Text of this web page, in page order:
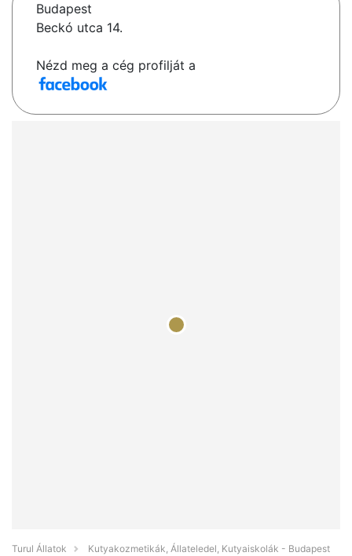
Budapest
Beckó utca 14.
Nézd meg a cég profilját a
Turul Állatok
Kutyakozmetikák, Állateledel, Kutyaiskolák - Budapest